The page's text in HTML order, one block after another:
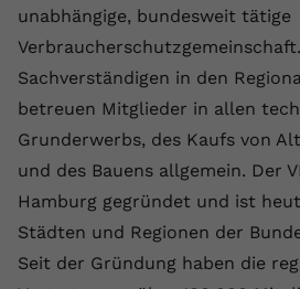
unabhängige, bundesweit tätige
Sachverständigen in den
betreuen Mitglieder in allen
Grunderwerbs, des Kaufs von
und des Bauens allgemein. Der
Hamburg gegründet und ist
Städten und Regionen der
Seit der Gründung haben die
Webseiten-
Name fe_typo_user
Laufzeit Session
Zweck
Dieses Cookie
Speicherung von
Zweck
Conversion-
Website
Anbieter vimeo.com
Zweck
Vimeo installiert
Tracking-
indem es eine
Einbetten von
setzt.